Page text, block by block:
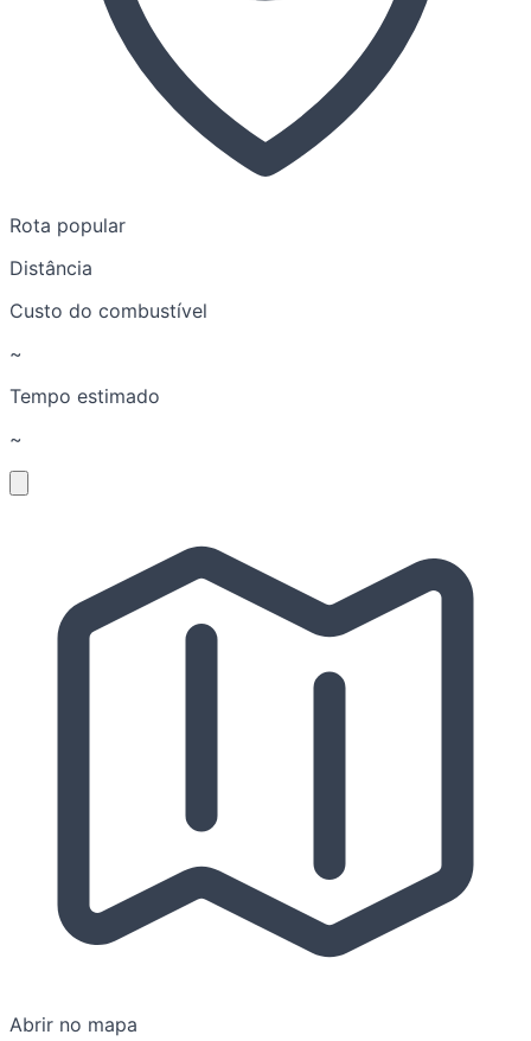
Rota popular
Distância
Custo do combustível
~
Tempo estimado
~
Abrir no mapa